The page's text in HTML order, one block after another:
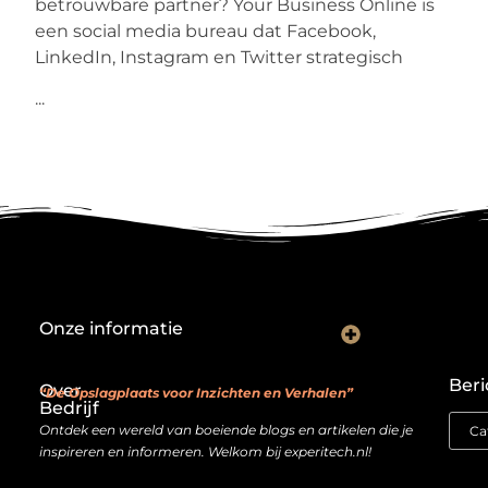
betrouwbare partner? Your Business Online is
een social media bureau dat Facebook,
LinkedIn, Instagram en Twitter strategisch
...
Over
Bedrijf
“De Opslagplaats voor Inzichten en Verhalen”
Ontdek een wereld van boeiende blogs en artikelen die je
inspireren en informeren. Welkom bij experitech.nl!
Onze informatie